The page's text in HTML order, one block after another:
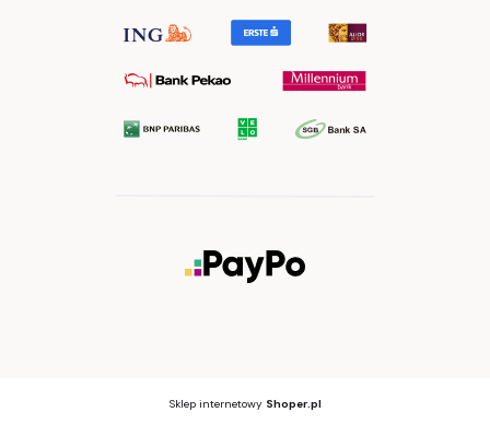
Sklep internetowy Shoper.pl